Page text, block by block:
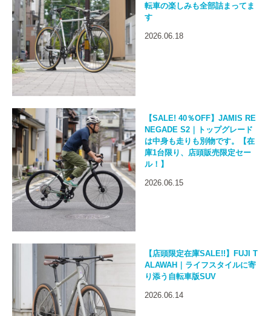
転車の楽しみも全部詰まってま
す
2026.06.18
【SALE! 40％OFF】JAMIS RE
NEGADE S2｜トップグレード
は中身も走りも別物です。【在
庫1台限り、店頭販売限定セー
ル！】
2026.06.15
【店頭限定在庫SALE!!】FUJI T
ALAWAH｜ライフスタイルに寄
り添う自転車版SUV
2026.06.14